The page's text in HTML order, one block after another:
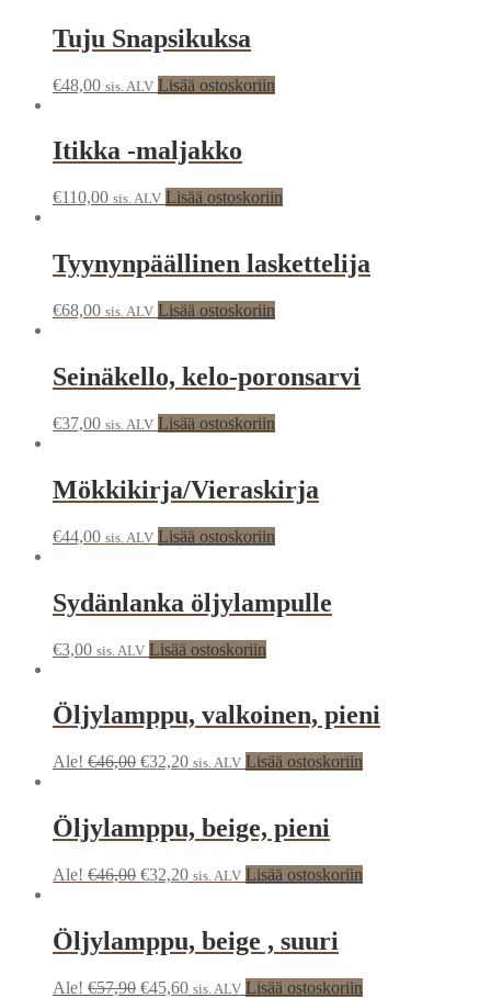
Tuju Snapsikuksa
€48,00 sis. ALV Lisää ostoskoriin
Itikka -maljakko
€110,00 sis. ALV Lisää ostoskoriin
Tyynynpäällinen laskettelija
€68,00 sis. ALV Lisää ostoskoriin
Seinäkello, kelo-poronsarvi
€37,00 sis. ALV Lisää ostoskoriin
Mökkikirja/Vieraskirja
€44,00 sis. ALV Lisää ostoskoriin
Sydänlanka öljylampulle
€3,00 sis. ALV Lisää ostoskoriin
Öljylamppu, valkoinen, pieni
Ale! €46,00 €32,20 sis. ALV Lisää ostoskoriin
Öljylamppu, beige, pieni
Ale! €46,00 €32,20 sis. ALV Lisää ostoskoriin
Öljylamppu, beige , suuri
Ale! €57,90 €45,60 sis. ALV Lisää ostoskoriin